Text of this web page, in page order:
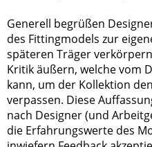
Generell begrüßen
des Fittingmodels zur
späteren Träger
Kritik äußern, welche vom
kann, um der Kollektion
verpassen. Diese
nach Designer (und
die Erfahrungswerte des